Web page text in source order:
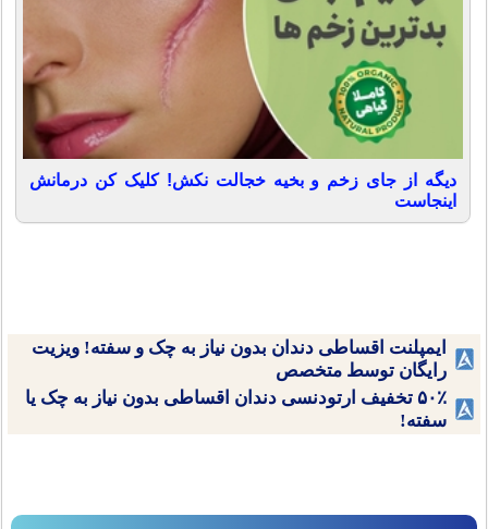
دیگه از جای زخم و بخیه خجالت نکش! کلیک کن درمانش
اینجاست
ایمپلنت اقساطی دندان بدون نیاز به چک و سفته! ویزیت
رایگان توسط متخصص
۵۰٪ تخفیف ارتودنسی دندان اقساطی بدون نیاز به چک یا
سفته!